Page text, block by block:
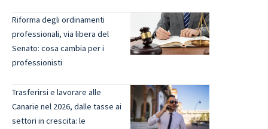
Riforma degli ordinamenti
professionali, via libera del
Senato: cosa cambia per i
professionisti
Trasferirsi e lavorare alle
Canarie nel 2026, dalle tasse ai
settori in crescita: le